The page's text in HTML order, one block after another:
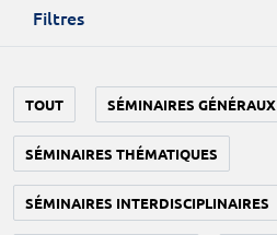
Filtres
TOUT SÉMINAIRES GÉNÉRAUX
SÉMINAIRES THÉMATIQUES
SÉMINAIRES INTERDISCIPLINAIRES